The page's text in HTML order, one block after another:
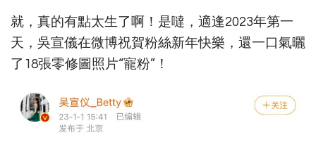
就，真的有點太生了啊！是噠，適逢2023年第一
天，吳宣儀在微博祝賀粉絲新年快樂，還一口氣曬
了18張零修圖照片“寵粉”！